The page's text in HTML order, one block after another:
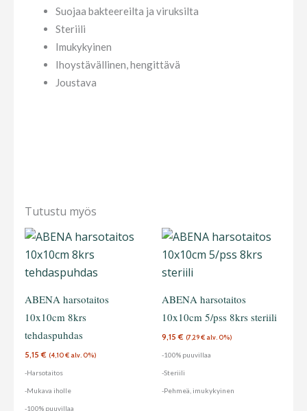
Suojaa bakteereilta ja viruksilta
Steriili
Imukykyinen
Ihoystävällinen, hengittävä
Joustava
Tutustu myös
ABENA harsotaitos
10x10cm 8krs
tehdaspuhdas
5,15€ (4,10€ alv. 0%)
-Harsotaitos
-Mukava iholle
-100% puuvillaa
ABENA harsotaitos
10x10cm 5/pss 8krs steriili
9,15€ (7,29€ alv. 0%)
-100% puuvillaa
-Steriili
-Pehmeä, imukykyinen